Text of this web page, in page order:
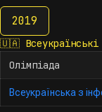
2019
2019
🇺🇦
Олімпіада
Всеукраїнська з